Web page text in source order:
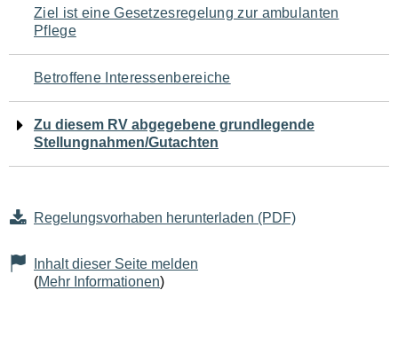
Navigation
für
den
Seiteninhalt
Ziel ist eine Gesetzesregelung zur ambulanten
Pflege
Betroffene Interessenbereiche
Zu diesem RV abgegebene grundlegende
Stellungnahmen/Gutachten
Regelungsvorhaben herunterladen (PDF)
Inhalt dieser Seite melden
(Mehr Informationen)